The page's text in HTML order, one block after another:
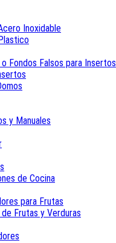
Inoxidable
Fondos Falsos para Insertos
y Manuales
de Cocina
para Frutas
Frutas y Verduras